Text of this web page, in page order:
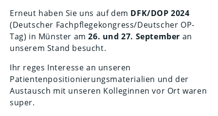
Erneut haben Sie uns auf dem DFK/DOP 2024
(Deutscher Fachpflegekongress/Deutscher OP-
Tag) in Münster am26. und 27. September an
unserem Stand besucht.
Ihr reges Interesse an unseren
Patientenpositionierungsmaterialien und der
Austausch mit unseren Kolleginnen vor Ort waren
super.